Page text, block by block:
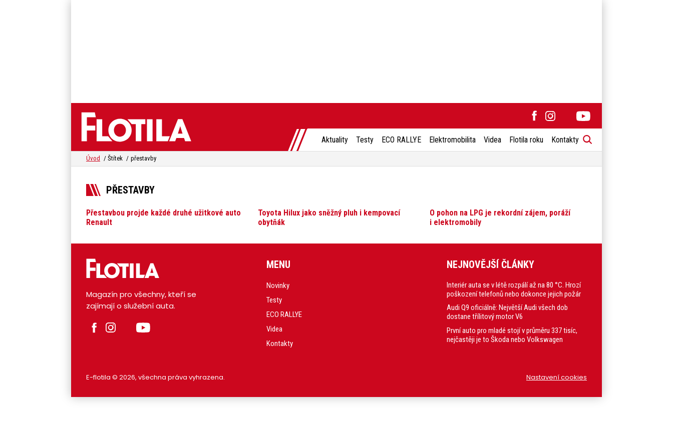
Aktuality Testy ECO RALLYE Elektromobilita Videa Flotila roku Kontakty
Úvod Štítek přestavby
PŘESTAVBY
Přestavbou projde každé druhé užitkové auto
Renault
Toyota Hilux jako sněžný pluh i kempovací
obytňák
O pohon na LPG je rekordní zájem, poráží
i elektromobily
Magazín pro všechny, kteří se
zajímají o služební auta.
MENU
Novinky
Testy
ECO RALLYE
Videa
Kontakty
NEJNOVĚJŠÍ ČLÁNKY
Interiér auta se v létě rozpálí až na 80 °C. Hrozí
poškození telefonů nebo dokonce jejich požár
Audi Q9 oficiálně: Největší Audi všech dob
dostane třílitový motor V6
První auto pro mladé stojí v průměru 337 tisíc,
nejčastěji je to Škoda nebo Volkswagen
E-flotila © 2026, všechna práva vyhrazena. Nastavení cookies